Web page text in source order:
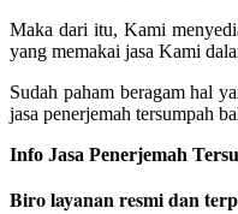
Maka dari itu, Kami
yang memakai jasa Kami
Sudah paham beragam hal
jasa penerjemah tersumpah
Info Jasa Penerjemah
Biro layanan resmi dan